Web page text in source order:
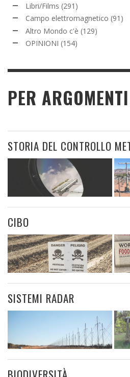
Libri/Films (291)
Campo elettromagnetico (91)
Altro Mondo c'è (129)
OPINIONI (154)
PER ARGOMENTI
STORIA DEL CONTROLLO
CIBO
SISTEMI RADAR